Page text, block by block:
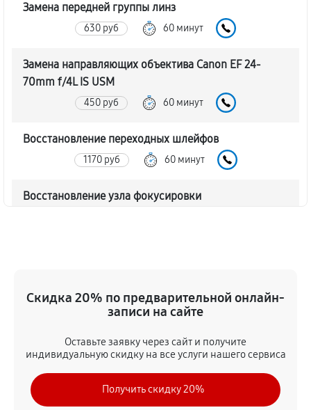
Замена передней группы линз
630 руб 60 минут
Замена направляющих объектива Canon EF 24-
70mm f/4L IS USM
450 руб 60 минут
Восстановление переходных шлейфов
1170 руб 60 минут
Восстановление узла фокусировки
720 руб
1350 руб 60 минут
Чистка от пыли объектива Canon EF 24-70mm f/4L
IS USM
Скидка 20% по предварительной онлайн-
записи на сайте
Оставьте заявку через сайт и получите
индивидуальную скидку на все услуги нашего сервиса
Получить скидку 20%